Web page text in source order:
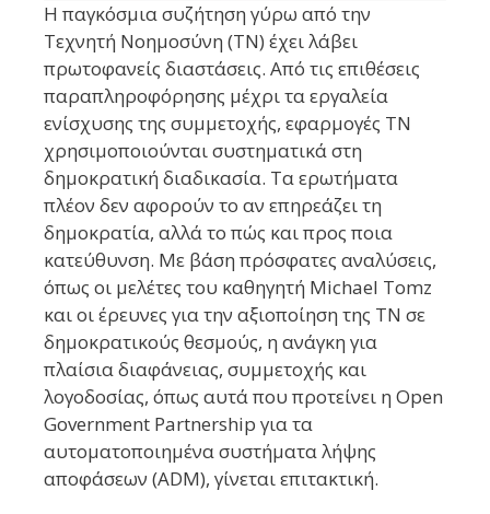
Η παγκόσμια συζήτηση γύρω από την
Τεχνητή Νοημοσύνη (ΤΝ) έχει λάβει
πρωτοφανείς διαστάσεις. Από τις επιθέσεις
παραπληροφόρησης μέχρι τα εργαλεία
ενίσχυσης της συμμετοχής, εφαρμογές ΤΝ
χρησιμοποιούνται συστηματικά στη
δημοκρατική διαδικασία. Τα ερωτήματα
πλέον δεν αφορούν το αν επηρεάζει τη
δημοκρατία, αλλά το πώς και προς ποια
κατεύθυνση. Με βάση πρόσφατες αναλύσεις,
όπως οι μελέτες του καθηγητή Michael Tomz
και οι έρευνες για την αξιοποίηση της ΤΝ σε
δημοκρατικούς θεσμούς, η ανάγκη για
πλαίσια διαφάνειας, συμμετοχής και
λογοδοσίας, όπως αυτά που προτείνει η Open
Government Partnership για τα
αυτοματοποιημένα συστήματα λήψης
αποφάσεων (ADM), γίνεται επιτακτική.